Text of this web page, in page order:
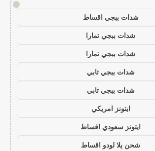
!
شدات ببجي اقساط
شدات ببجي تمارا
شدات ببجي تمارا
شدات ببجي تابي
شدات ببجي تابي
ايتونز امريكي
ايتونز سعودي اقساط
شحن يلا لودو اقساط